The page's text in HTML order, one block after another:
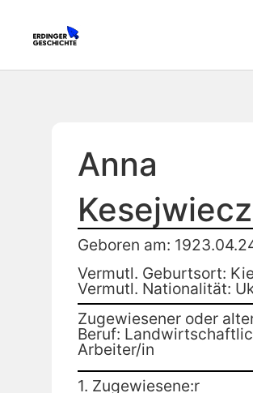
Anna
Kesejwiecz
Geboren am:
Vermutl. Geburtsort:
Vermutl. Nationalität:
Zugewiesener oder
Beruf:
Arbeiter/in
1. Zugewiesene:r